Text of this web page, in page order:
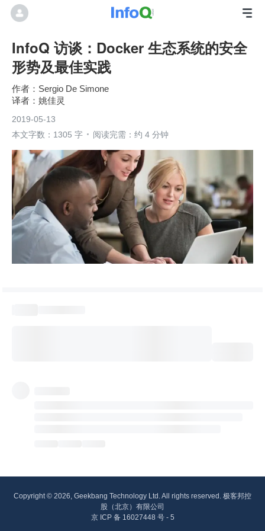
InfoQ 访谈：Docker 生态系统的安全
形势及最佳实践
Sergio De Simone
姚佳灵
2019-05-13
本文字数：1305 字
阅读完需：约 4 分钟
Copyright © 2026, Geekbang Technology Ltd. All rights reserved. 极客邦控
股（北京）有限公司
京 ICP 备 16027448 号 - 5